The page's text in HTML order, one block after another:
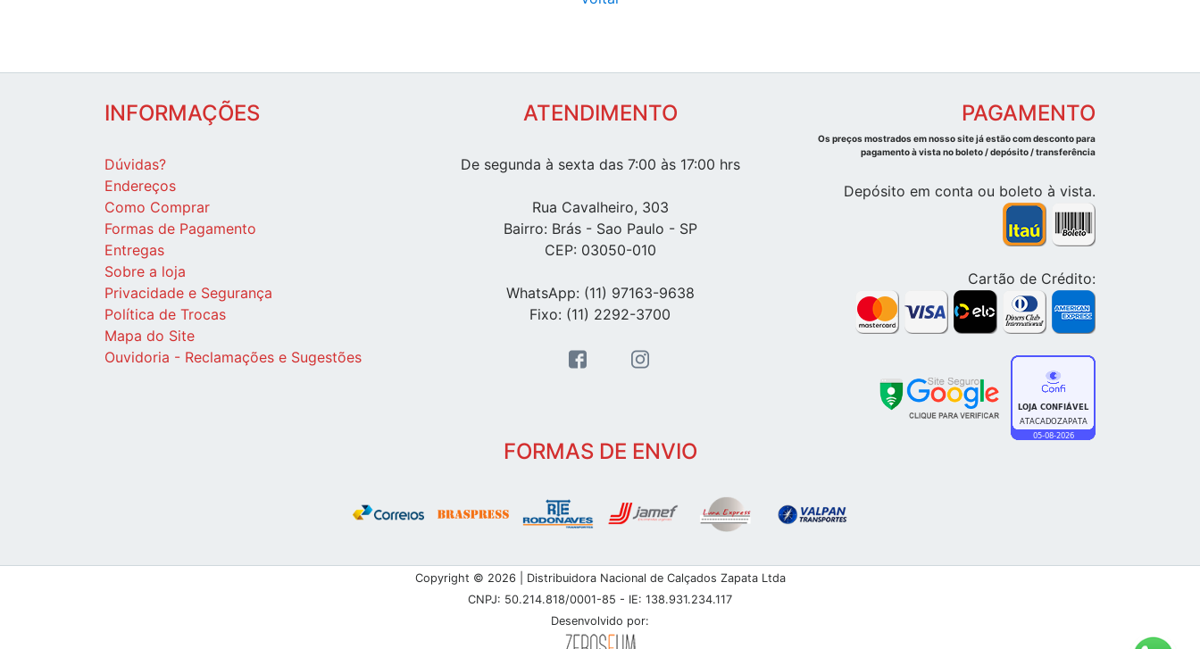
INFORMAÇÕES
Dúvidas?
Endereços
Como Comprar
Formas de Pagamento
Entregas
Sobre a loja
Privacidade e Segurança
Política de Trocas
Mapa do Site
Ouvidoria - Reclamações e Sugestões
ATENDIMENTO
De segunda à sexta das 7:00 às 17:00 hrs
Rua Cavalheiro, 303
Bairro: Brás - Sao Paulo - SP
CEP: 03050-010
WhatsApp: (11) 97163-9638
Fixo: (11) 2292-3700
PAGAMENTO
Os preços mostrados em nosso site já estão com desconto para
pagamento à vista no boleto / depósito / transferência
Depósito em conta ou boleto à vista.
Cartão de Crédito:
FORMAS DE ENVIO
Copyright © 2026 | Distribuidora Nacional de Calçados Zapata Ltda
CNPJ: 50.214.818/0001-85 - IE: 138.931.234.117
Desenvolvido por: